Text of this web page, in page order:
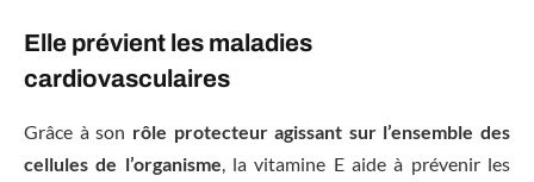
Elle prévient les maladies
cardiovasculaires
Grâce à son rôle protecteur agissant sur l’ensemble des
cellules de l’organisme , la vitamine E aide à prévenir les